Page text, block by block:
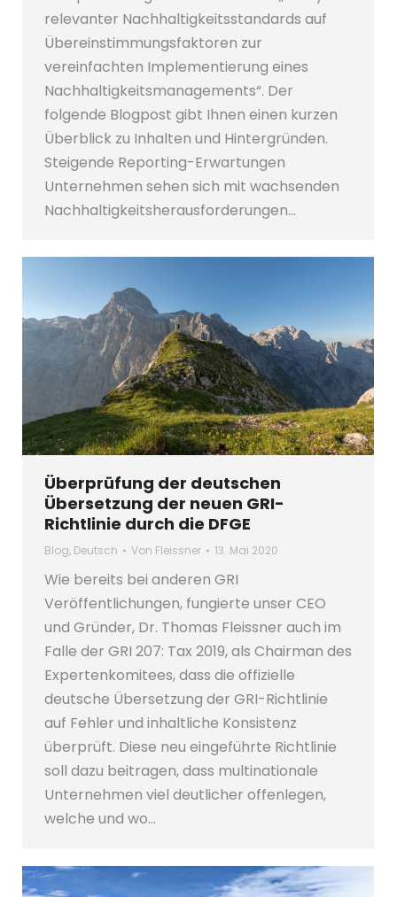
relevanter Nachhaltigkeitsstandards auf
Übereinstimmungsfaktoren zur
vereinfachten Implementierung eines
Nachhaltigkeitsmanagements“. Der
folgende Blogpost gibt Ihnen einen kurzen
Überblick zu Inhalten und Hintergründen.
Steigende Reporting-Erwartungen
Unternehmen sehen sich mit wachsenden
Nachhaltigkeitsherausforderungen…
Überprüfung der deutschen
Übersetzung der neuen GRI-
Richtlinie durch die DFGE
Blog, Deutsch Von Fleissner 13. Mai 2020
Wie bereits bei anderen GRI
Veröffentlichungen, fungierte unser CEO
und Gründer, Dr. Thomas Fleissner auch im
Falle der GRI 207: Tax 2019, als Chairman des
Expertenkomitees, dass die offizielle
deutsche Übersetzung der GRI-Richtlinie
auf Fehler und inhaltliche Konsistenz
überprüft. Diese neu eingeführte Richtlinie
soll dazu beitragen, dass multinationale
Unternehmen viel deutlicher offenlegen,
welche und wo…